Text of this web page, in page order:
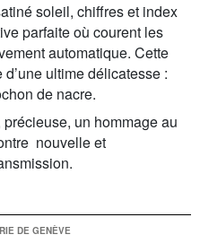
soleil, chiffres et index
parfaite où courent les
automatique. Cette
ultime délicatesse :
de nacre.
un hommage au
nouvelle et
DE GENÈVE